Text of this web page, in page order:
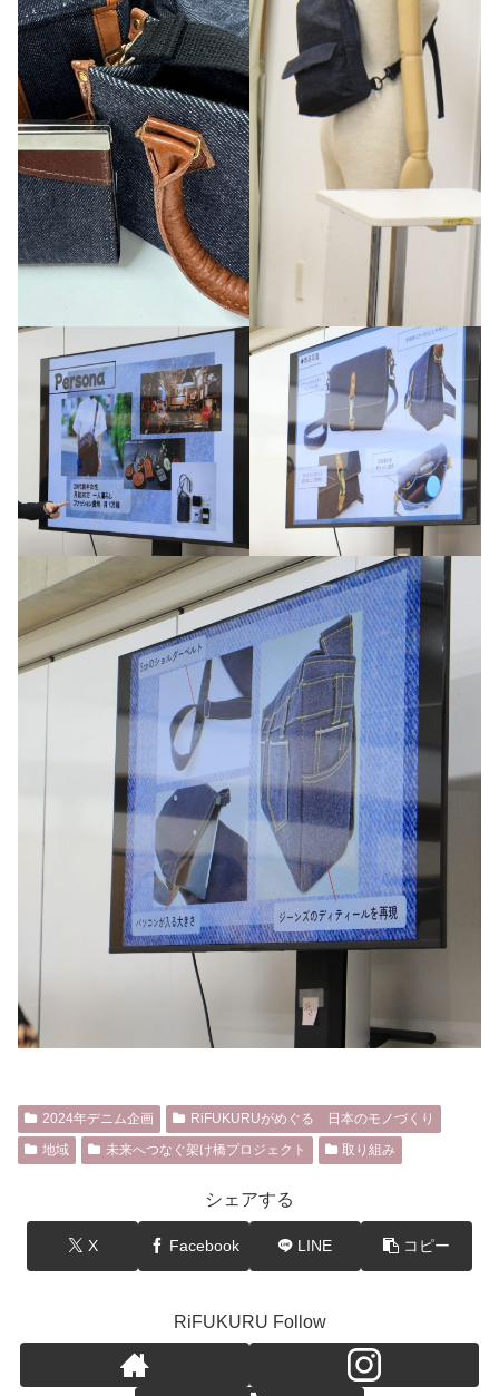
2024年デニム企画
RiFUKURUがめぐる 日本のモノづくり
地域
未来へつなぐ架け橋プロジェクト 取り組み
シェアする
X Facebook LINE コピー
RiFUKURU Follow